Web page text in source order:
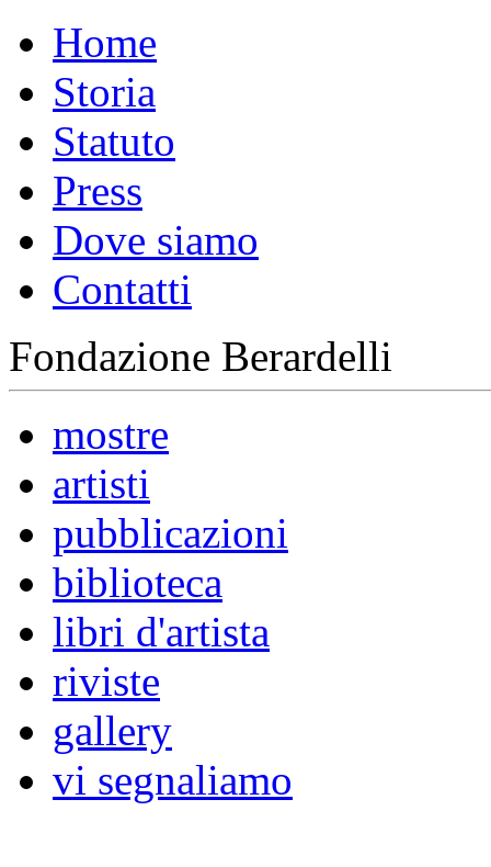
Home
Storia
Statuto
Press
Dove siamo
Contatti
Fondazione Berardelli
mostre
artisti
pubblicazioni
biblioteca
libri d'artista
riviste
gallery
vi segnaliamo